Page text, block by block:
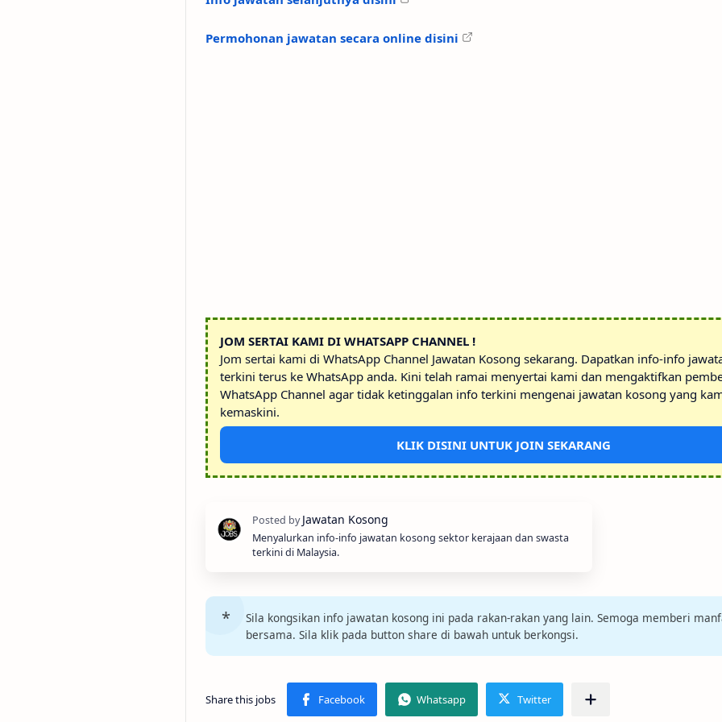
Permohonan jawatan secara online disini
JOM SERTAI KAMI DI WHATSAPP CHANNEL !
Jom sertai kami di WhatsApp Channel Jawatan Kosong sekarang. Dapatkan info-info
terkini terus ke WhatsApp anda. Kini telah ramai menyertai kami dan mengaktifkan
WhatsApp Channel agar tidak ketinggalan info terkini mengenai jawatan kosong yang
kemaskini.
KLIK DISINI UNTUK JOIN SEKARANG
Menyalurkan info-info jawatan kosong sektor kerajaan dan swasta
terkini di Malaysia.
Sila kongsikan info jawatan kosong ini pada rakan-rakan yang lain. Semoga memberi
bersama. Sila klik pada button share di bawah untuk berkongsi.